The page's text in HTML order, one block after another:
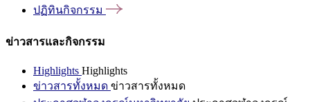
ปฏิทินกิจกรรม
ข่าวสารและกิจกรรม
Highlights Highlights
ข่าวสารทั้งหมด ข่าวสารทั้งหมด